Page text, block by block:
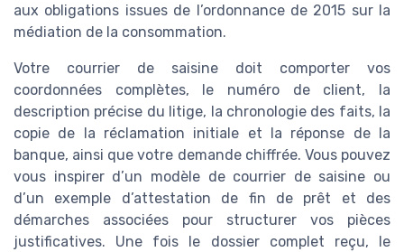
aux obligations issues de l’ordonnance de 2015 sur la
médiation de la consommation.
Votre courrier de saisine doit comporter vos
coordonnées complètes, le numéro de client, la
description précise du litige, la chronologie des faits, la
copie de la réclamation initiale et la réponse de la
banque, ainsi que votre demande chiffrée. Vous pouvez
vous inspirer d’un modèle de courrier de saisine ou
d’un exemple d’attestation de fin de prêt et des
démarches associées pour structurer vos pièces
justificatives. Une fois le dossier complet reçu, le